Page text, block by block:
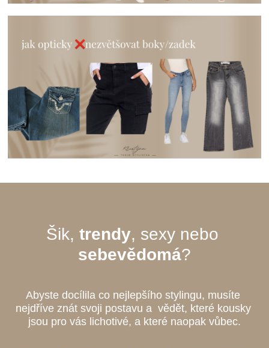
Šik, trendy
sebevědomá?
Abyste docílila co nejlepšího stylingu, musíte
nejdříve znát svoji postavu a  vědět, které kousky
jsou pro vás lichotivé, a které naopak vůbec.